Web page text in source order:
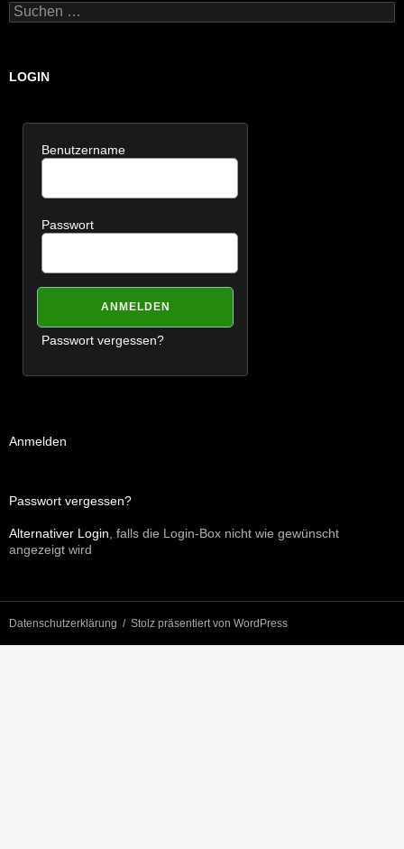
Suchen
nach:
LOGIN
Benutzername
Passwort
Passwort vergessen?
Anmelden
Passwort vergessen?
Alternativer Login , falls die Login-Box nicht wie gewünscht
angezeigt wird
Datenschutzerklärung Stolz präsentiert von WordPress